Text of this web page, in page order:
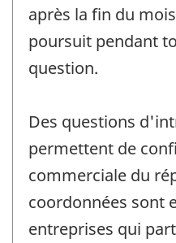
après la fin du
poursuit pendant
question.
Des questions
permettent de
commerciale du
coordonnées sont
entreprises qui